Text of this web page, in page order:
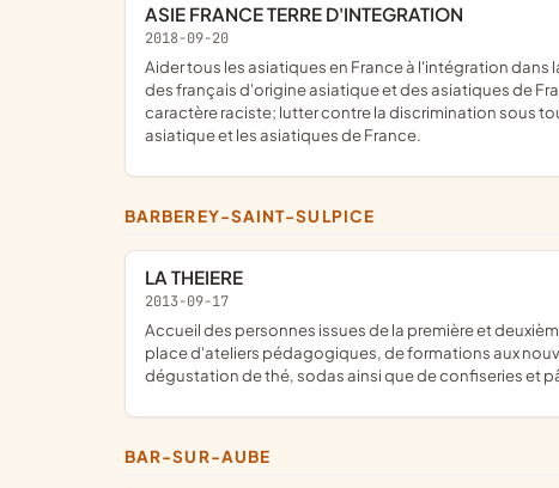
ASIE FRANCE TERRE D'INTEGRATION
2018-09-20
aider tous les asiatiques en France à l'intégration dans la société française et dans la civilisation occidentale. Promouvoir l'entraide et le partage amical, professionnel et culturel
des français d'origine asiatique et des asiatiques de
caractère raciste; lutter contre la discrimination sous
asiatique et les asiatiques de France.
BARBEREY-SAINT-SULPICE
LA THEIERE
2013-09-17
accueil des personnes issues de la première et deuxième génération de l'immigration ; instruction des règles et lois françaises ; apprentissage de la langue française ; mise en
place d'ateliers pédagogiques, de formations aux
dégustation de thé, sodas ainsi que de confiseries et
BAR-SUR-AUBE